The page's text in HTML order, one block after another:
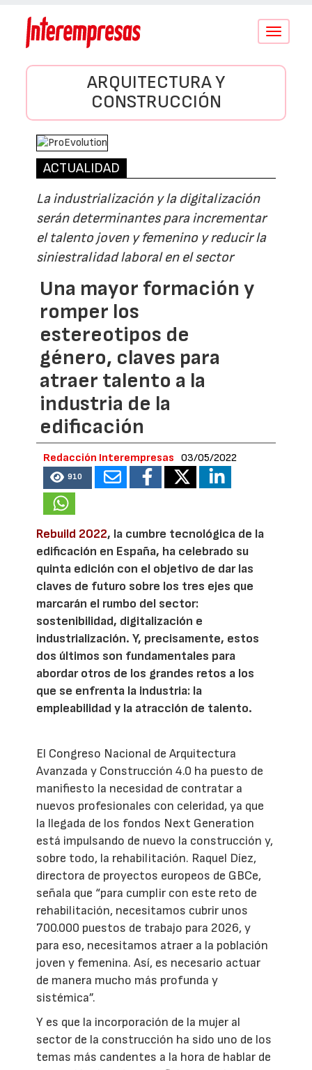
Conmutar
ARQUITECTURA Y
CONSTRUCCIÓN
ACTUALIDAD
La industrialización y la digitalización
serán determinantes para incrementar
el talento joven y femenino y reducir la
siniestralidad laboral en el sector
Una mayor formación y
romper los
estereotipos de
género, claves para
atraer talento a la
industria de la
edificación
Redacción Interempresas 03/05/2022
910
Rebuild 2022, la cumbre tecnológica de la
edificación en España, ha celebrado su
quinta edición con el objetivo de dar las
claves de futuro sobre los tres ejes que
marcarán el rumbo del sector:
sostenibilidad, digitalización e
industrialización. Y, precisamente, estos
dos últimos son fundamentales para
abordar otros de los grandes retos a los
que se enfrenta la industria: la
empleabilidad y la atracción de talento.
El Congreso Nacional de Arquitectura
Avanzada y Construcción 4.0 ha puesto de
manifiesto la necesidad de contratar a
nuevos profesionales con celeridad, ya que
la llegada de los fondos Next Generation
está impulsando de nuevo la construcción y,
sobre todo, la rehabilitación. Raquel Díez,
directora de proyectos europeos de GBCe,
señala que “para cumplir con este reto de
rehabilitación, necesitamos cubrir unos
700.000 puestos de trabajo para 2026, y
para eso, necesitamos atraer a la población
joven y femenina. Así, es necesario actuar
de manera mucho más profunda y
sistémica”.
Y es que la incorporación de la mujer al
sector de la construcción ha sido uno de los
temas más candentes a la hora de hablar de